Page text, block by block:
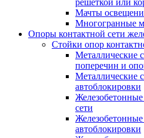
Мачты
Многогранные
Опоры контактной сети
Стойки опор
Металлические
поперечин и
Металлические
автоблокировки
сети
автоблокировки